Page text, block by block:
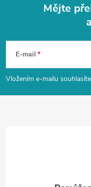
p
a
Mějte
E-mail
Vložením e-mailu